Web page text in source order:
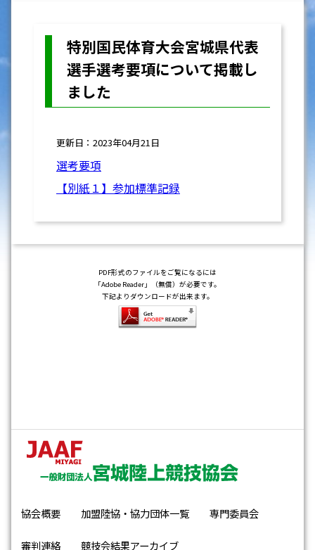
特別国民体育大会宮城県代表
選手選考要項について掲載し
ました
更新日：2023年04月21日
選考要項
【別紙１】参加標準記録
PDF形式のファイルをご覧になるには
「Adobe Reader」（無償）が必要です。
下記よりダウンロードが出来ます。
協会概要 加盟陸協・協力団体一覧 専門委員会
審判連絡 競技会結果アーカイブ